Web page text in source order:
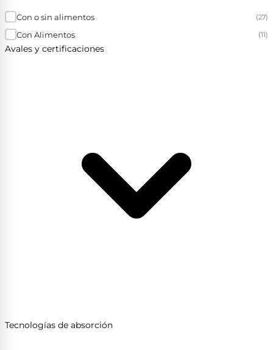
Con o sin alimentos (27)
Con Alimentos (11)
Avales y certificaciones
Tecnologías de absorción